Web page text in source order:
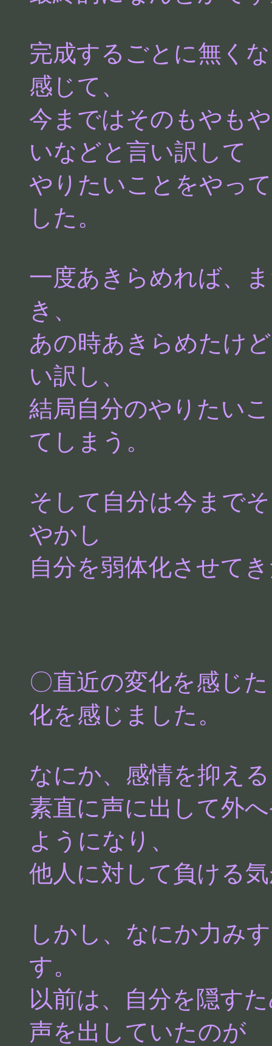
完成するごとに無く
感じて、
今まではそのもやも
いなどと言い訳して
やりたいことをやっ
した。
一度あきらめれば、
き、
あの時あきらめたけ
い訳し、
結局自分のやりたい
てしまう。
そして自分は今まで
やかし
自分を弱体化させて
〇直近の変化を感じ
化を感じました。
なにか、感情を抑え
素直に声に出して外
ようになり、
他人に対して負ける
しかし、なにか力み
す。
以前は、自分を隠す
声を出していたのが